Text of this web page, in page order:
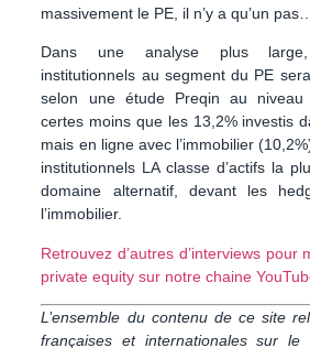
massivement le PE, il n’y a qu’un pas…
Dans une analyse plus large,
institutionnels au segment du PE
selon une étude Preqin au
certes moins que les 13,2% investis
mais en ligne avec l’immobilier
institutionnels LA classe d’actifs la
domaine alternatif, devant les
l’immobilier.
Retrouvez d’autres d’interviews pour
private equity sur notre chaine
L’ensemble du contenu de ce site
françaises et internationales sur le